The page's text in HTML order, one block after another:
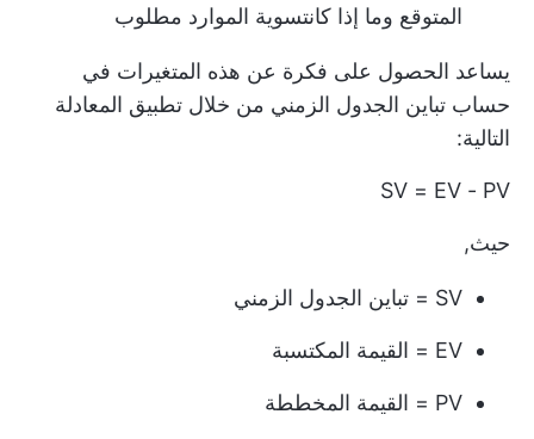
المتوقع وما إذا كانتسوية الموارد مطلوب
يساعد الحصول على فكرة عن هذه المتغيرات في
حساب تباين الجدول الزمني من خلال تطبيق المعادلة
التالية:
SV = EV - PV
حيث,
SV = تباين الجدول الزمني
EV = القيمة المكتسبة
PV = القيمة المخططة